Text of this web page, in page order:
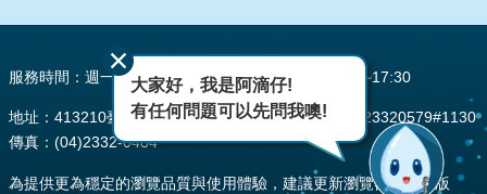
服務時間：週一至週五 AM08:00~12:00 PM13:30~17:30
地址：413210臺中市霧峰區峰堤路195號 電話：(04)23320579#1130
傳真：(04)2332-0484
為提供更為穩定的瀏覽品質與使用體驗，建議更新瀏覽器至以下版
大家好，我是阿滴仔!
有任何問題可以先問我噢!